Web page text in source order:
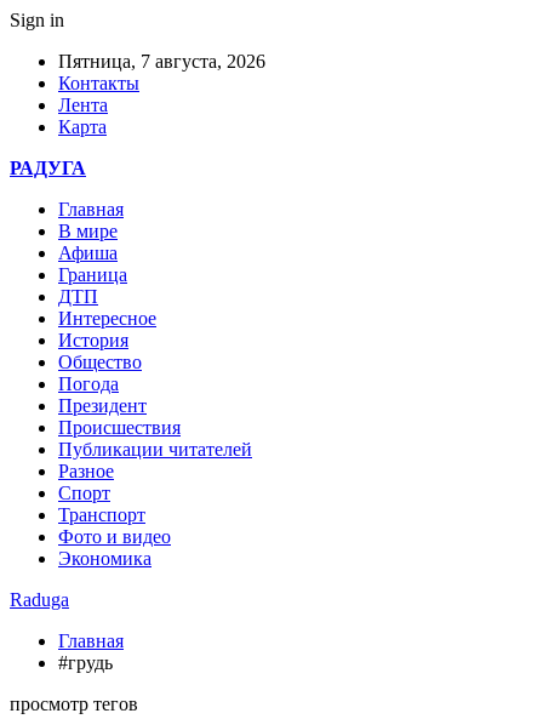
Sign in
Пятница, 7 августа, 2026
Контакты
Лента
Карта
РАДУГА
Главная
В мире
Афиша
Граница
ДТП
Интересное
История
Общество
Погода
Президент
Происшествия
Публикации читателей
Разное
Спорт
Транспорт
Фото и видео
Экономика
Raduga
Главная
#грудь
просмотр тегов